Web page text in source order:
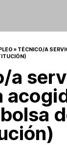
» TÉCNICO/A
a